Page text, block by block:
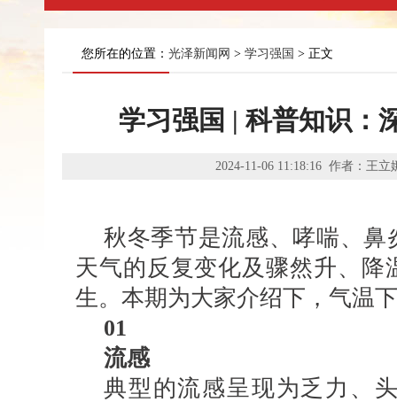
您所在的位置： 光泽新闻网 > 学习强国 > 正文
学习强国 | 科普知识：
2024-11-06 11:18:16 作者：王
秋冬季节是流感、哮喘、
天气的反复变化及骤然升、
生。本期为大家介绍下，气温
01
流感
典型的流感呈现为乏力、